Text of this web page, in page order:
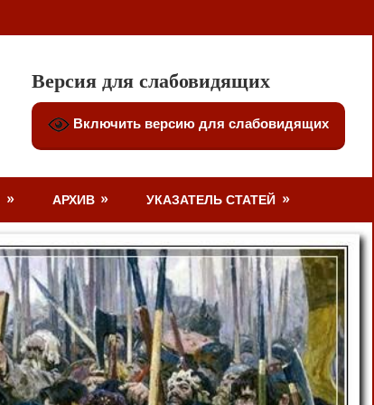
Версия для слабовидящих
Включить версию для слабовидящих
АРХИВ УКАЗАТЕЛЬ СТАТЕЙ